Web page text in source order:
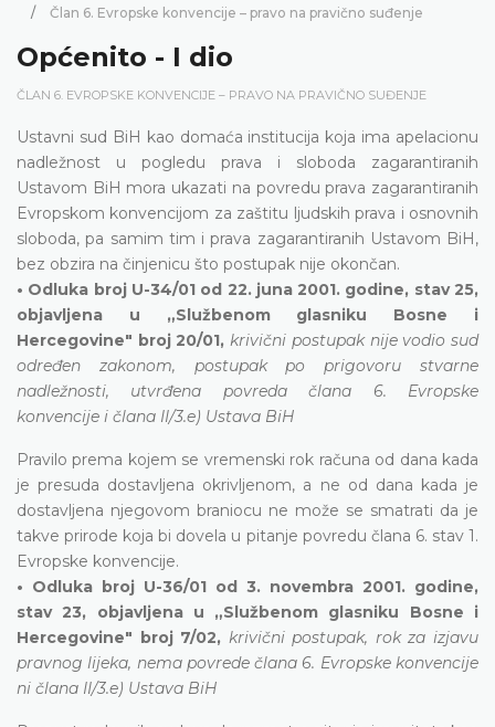
Član 6. Evropske konvencije – pravo na pravično suđenje
Općenito - I dio
ČLAN 6. EVROPSKE KONVENCIJE – PRAVO NA PRAVIČNO SUĐENJE
Ustavni sud BiH kao domaća institucija koja ima apelacionu
nadležnost u pogledu prava i sloboda zagarantiranih
Ustavom BiH mora ukazati na povredu prava zagarantiranih
Evropskom konvencijom za zaštitu ljudskih prava i osnovnih
sloboda, pa samim tim i prava zagarantiranih Ustavom BiH,
bez obzira na činjenicu što postupak nije okončan.
• Odluka broj U-34/01 od 22. juna 2001. godine, stav 25,
objavljena u „Službenom glasniku Bosne i
Hercegovine" broj 20/01,krivični postupak nije vodio sud
određen zakonom, postupak po prigovoru stvarne
nadležnosti, utvrđena povreda člana 6. Evropske
konvencije i člana II/3.e) Ustava BiH
Pravilo prema kojem se vremenski rok računa od dana kada
je presuda dostavljena okrivljenom, a ne od dana kada je
dostavljena njegovom braniocu ne može se smatrati da je
takve prirode koja bi dovela u pitanje povredu člana 6. stav 1.
Evropske konvencije.
• Odluka broj U-36/01 od 3. novembra 2001. godine,
stav 23, objavljena u „Službenom glasniku Bosne i
Hercegovine" broj 7/02, krivični postupak, rok za izjavu
pravnog lijeka, nema povrede člana 6. Evropske konvencije
ni člana II/3.e) Ustava BiH